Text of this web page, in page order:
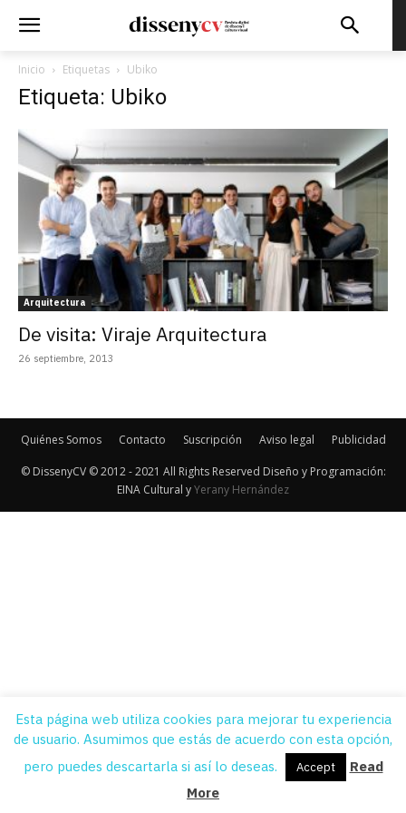
Inicio Etiquetas Ubiko
Etiqueta: Ubiko
Arquitectura
De visita: Viraje Arquitectura
26 septiembre, 2013
Quiénes Somos Contacto Suscripción Aviso legal Publicidad
© DissenyCV © 2012 - 2021 All Rights Reserved Diseño y Programación:
EINA Cultural yYerany Hernández
Esta página web utiliza cookies para mejorar tu experiencia
de usuario. Asumimos que estás de acuerdo con esta opción,
pero puedes descartarla si así lo deseas.
Accept
Read
More